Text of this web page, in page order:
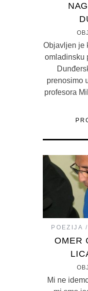
Objavljen je
omladinsku
prenosimo
profesora
POEZIJA
OMER
Mi ne